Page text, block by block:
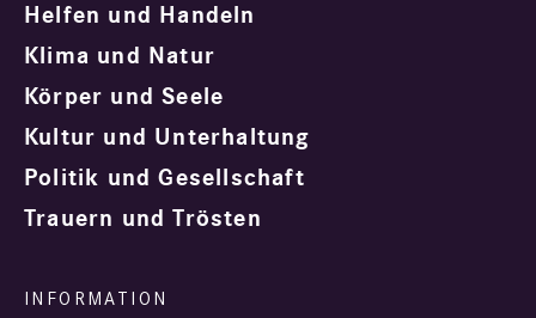
Helfen und Handeln
Klima und Natur
Körper und Seele
Kultur und Unterhaltung
Politik und Gesellschaft
Trauern und Trösten